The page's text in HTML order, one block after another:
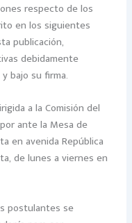
respecto de los
en los siguientes
publicación,
debidamente
bajo su firma.
a la Comisión del
ante la Mesa de
en avenida República
de lunes a viernes en
postulantes se